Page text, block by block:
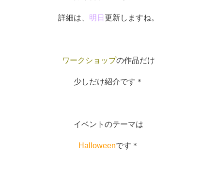
詳細は、 明日 更新しますね。
ワークショップの作品だけ
少しだけ紹介です＊
イベントのテーマは
Halloweenです＊